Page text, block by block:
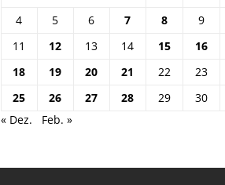
4
5 6 7 8 9
11
12 13 14 15 16
18
19 20 21 22 23
25
26 27 28 29 30
« Dez.
Feb. »